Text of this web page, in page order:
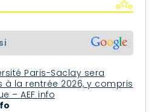
Paris-Saclay sera
la rentrée 2026, y compris
– AEF info